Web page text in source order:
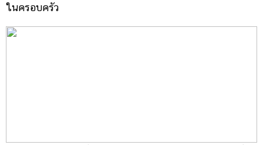
ในครอบครัว